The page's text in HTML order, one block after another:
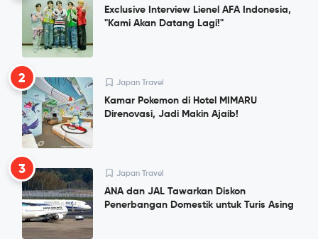
Exclusive Interview Lienel AFA Indonesia,
"Kami Akan Datang Lagi!"
2 Japan Travel
Kamar Pokemon di Hotel MIMARU
Direnovasi, Jadi Makin Ajaib!
3 Japan Travel
ANA dan JAL Tawarkan Diskon
Penerbangan Domestik untuk Turis Asing